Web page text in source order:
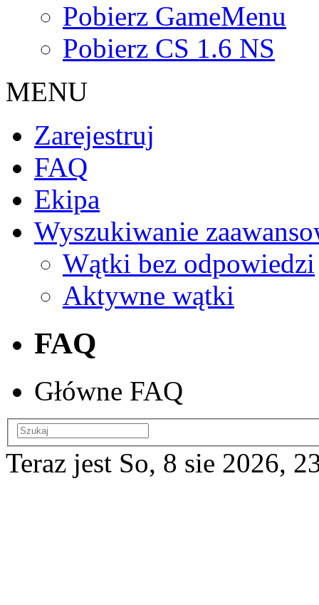
Pobierz GameMenu
Pobierz CS 1.6 NS
MENU
Zarejestruj
FAQ
Ekipa
Wyszukiwanie
Wątki bez odpowiedzi
Aktywne wątki
FAQ
Główne FAQ
Teraz jest So, 8 sie 2026,